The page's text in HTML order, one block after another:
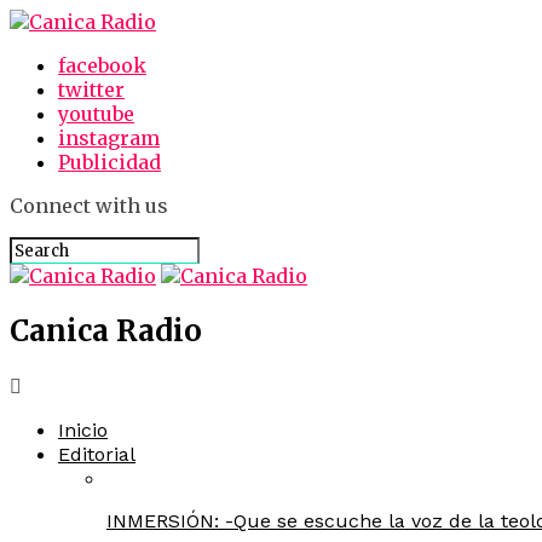
facebook
twitter
youtube
instagram
Publicidad
Connect with us
Canica Radio
Inicio
Editorial
INMERSIÓN: -Que se escuche la voz de la